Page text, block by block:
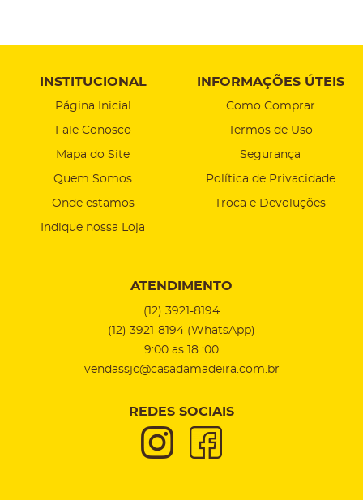
INSTITUCIONAL
Página Inicial
Fale Conosco
Mapa do Site
Quem Somos
Onde estamos
Indique nossa Loja
INFORMAÇÕES ÚTEIS
Como Comprar
Termos de Uso
Segurança
Política de Privacidade
Troca e Devoluções
ATENDIMENTO
(12) 3921-8194
(12) 3921-8194 (WhatsApp)
9:00 as 18 :00
vendassjc@casadamadeira.com.br
REDES SOCIAIS